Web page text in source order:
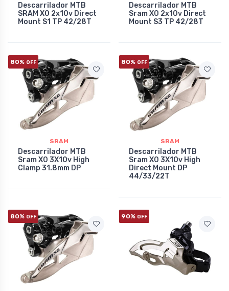
Descarrilador MTB
SRAM X0 2x10v Direct
Mount S1 TP 42/28T
Descarrilador MTB
Sram X0 2x10v Direct
Mount S3 TP 42/28T
80% OFF
SRAM
Descarrilador MTB
Sram X0 3X10v High
Clamp 31.8mm DP
80% OFF
SRAM
Descarrilador MTB
Sram X0 3X10v High
Direct Mount DP
44/33/22T
80% OFF 90% OFF